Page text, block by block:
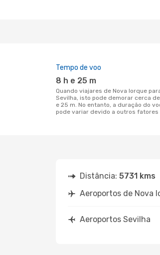
Tempo de voo
8 h e 25 m
Quando viajares de Nova Iorque para
Sevilha, isto pode demorar cerca
e 25 m. No entanto, a duração do
pode variar devido a outros fatores
Distância: 5731 kms
Aeroportos de Nova
Aeroportos Sevilha